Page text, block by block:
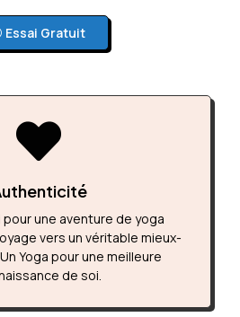
Essai Gratuit

une aventure de yoga
vers un véritable mieux-
Yoga pour une meilleure
de soi.